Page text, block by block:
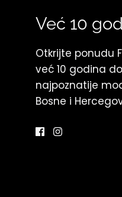
Već 10
Otkrijte ponudu
već 10 godina
najpoznatije
Bosne i